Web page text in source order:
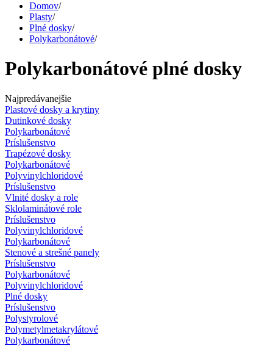
Domov/
Plasty/
Plné dosky/
Polykarbonátové/
Polykarbonátové plné dosky
Najpredávanejšie
Plastové dosky a krytiny
Dutinkové dosky
Polykarbonátové
Príslušenstvo
Trapézové dosky
Polykarbonátové
Polyvinylchloridové
Príslušenstvo
Vlnité dosky a role
Sklolaminátové role
Príslušenstvo
Polyvinylchloridové
Polykarbonátové
Stenové a strešné panely
Príslušenstvo
Polykarbonátové
Polyvinylchloridové
Plné dosky
Príslušenstvo
Polystyrolové
Polymetylmetakrylátové
Polykarbonátové